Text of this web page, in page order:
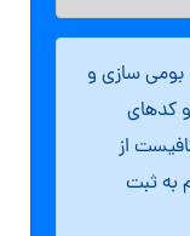
بومی سازی و
کدهای
از
به ثبت